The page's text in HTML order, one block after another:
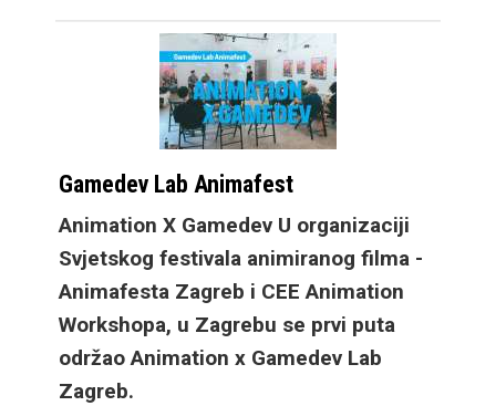
Ovdje je sada i treći
model, Galaxy Z Fold8
koji donosi potpuno
novi format gledanja.
Taktički je dizajniran
da vanjski zaslon ima
omjere stranica 16:10,
nalik modernim
laptopima kao i office
monitorima. U ruci je
nešto širi i od
Gamedev Lab Animafest
Animation X Gamedev U organizaciji
Svjetskog festivala animiranog filma -
Animafesta Zagreb i CEE Animation
Workshopa, u Zagrebu se prvi puta
održao Animation x Gamedev Lab
Zagreb.